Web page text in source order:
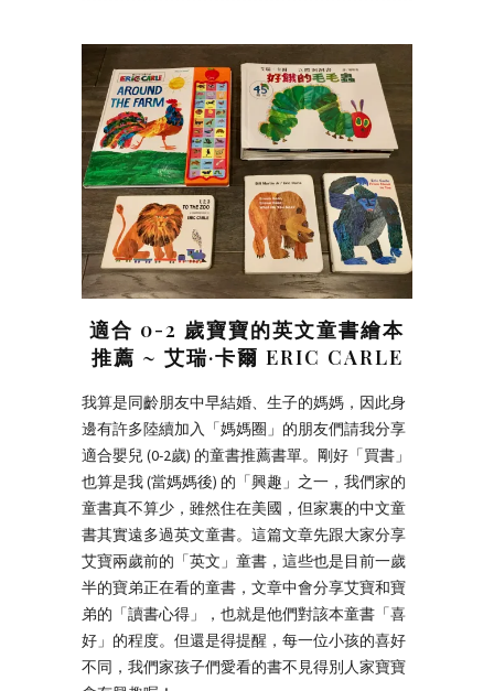
適合 0-2 歲寶寶的英文童書繪本
推薦 ~ 艾瑞·卡爾 ERIC CARLE
我算是同齡朋友中早結婚、生子的媽媽，因此身
邊有許多陸續加入「媽媽圈」的朋友們請我分享
適合嬰兒 (0-2歲) 的童書推薦書單。剛好「買書」
也算是我 (當媽媽後) 的「興趣」之一，我們家的
童書真不算少，雖然住在美國，但家裏的中文童
書其實遠多過英文童書。這篇文章先跟大家分享
艾寶兩歲前的「英文」童書，這些也是目前一歲
半的寶弟正在看的童書，文章中會分享艾寶和寶
弟的「讀書心得」，也就是他們對該本童書「喜
好」的程度。但還是得提醒，每一位小孩的喜好
不同，我們家孩子們愛看的書不見得別人家寶寶